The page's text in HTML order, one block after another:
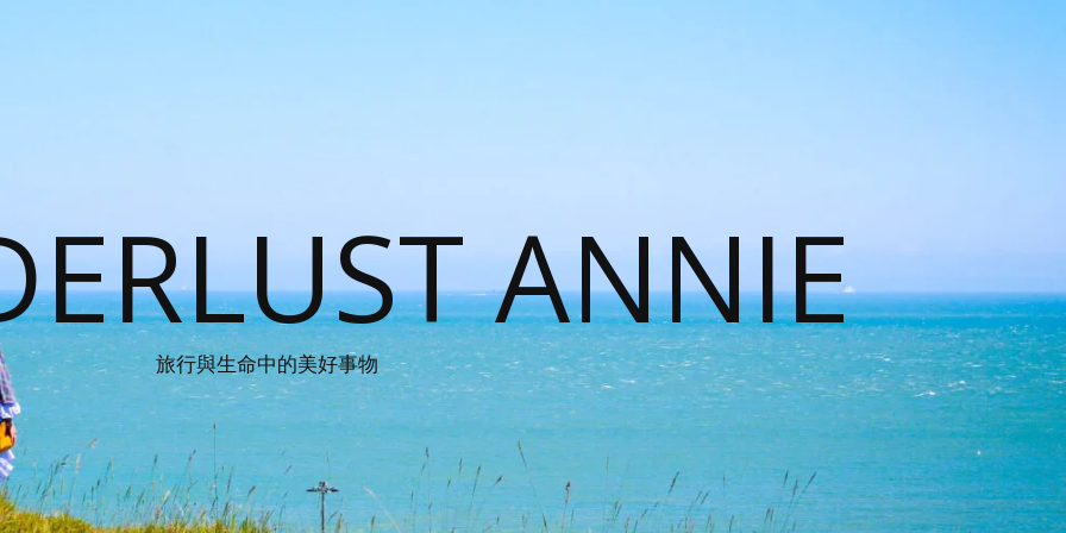
ANNIE
旅行與生命中的美好事物